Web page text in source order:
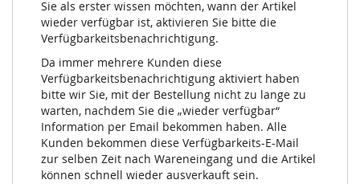
Sie als erster wissen möchten, wann der Artikel
wieder verfügbar ist, aktivieren Sie bitte die
Verfügbarkeitsbenachrichtigung.
Da immer mehrere Kunden diese
Verfügbarkeitsbenachrichtigung aktiviert haben
bitte wir Sie, mit der Bestellung nicht zu lange zu
warten, nachdem Sie die „wieder verfügbar“
Information per Email bekommen haben. Alle
Kunden bekommen diese Verfügbarkeits-E-Mail
zur selben Zeit nach Wareneingang und die Artikel
können schnell wieder ausverkauft sein.